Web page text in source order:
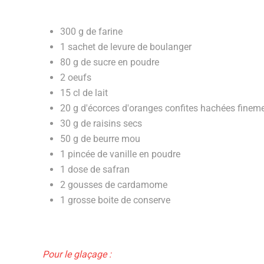
300 g de farine
1 sachet de levure de boulanger
80 g de sucre en poudre
2 oeufs
15 cl de lait
20 g d'écorces d'oranges confites hachées
30 g de raisins secs
50 g de beurre mou
1 pincée de vanille en poudre
1 dose de safran
2 gousses de cardamome
1 grosse boite de conserve
Pour le glaçage :